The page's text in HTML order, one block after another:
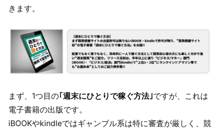
きます。
まず、1つ目の｢週末にひとりで稼ぐ方法｣ですが、これは
電子書籍の出版です。
iBOOKやkindleではギャンブル系は特に審査が厳しく、競